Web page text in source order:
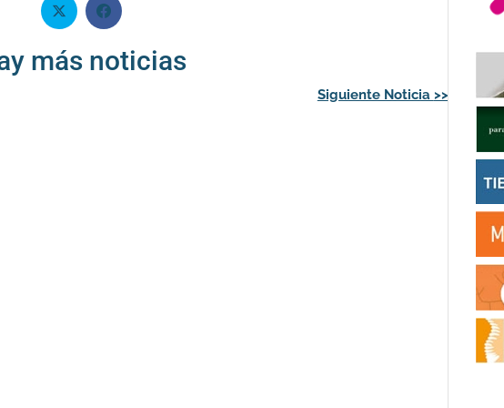
más noticias
Siguiente Noticia >>